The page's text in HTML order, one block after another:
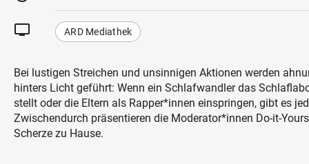
tv ARD Mediathek
Bei lustigen Streichen und unsinnigen Aktionen werden
hinters Licht geführt: Wenn ein Schlafwandler das
stellt oder die Eltern als Rapper*innen einspringen, gibt es
Zwischendurch präsentieren die Moderator*innen Do-it-
Scherze zu Hause.